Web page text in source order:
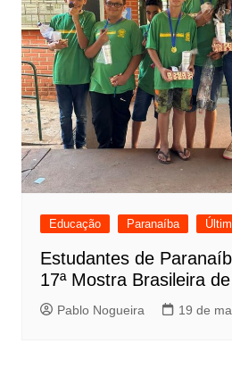
Educação Paranaíba
Estudantes de
17ª Mostra Brasileira
Pablo Nogueira 19 de